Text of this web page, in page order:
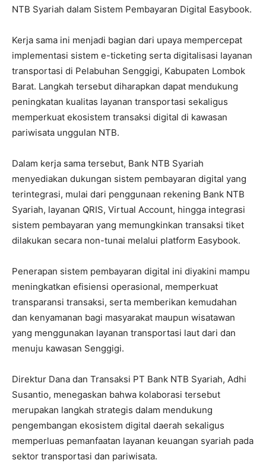
NTB Syariah dalam Sistem Pembayaran Digital Easybook.
Kerja sama ini menjadi bagian dari upaya mempercepat
implementasi sistem e-ticketing serta digitalisasi layanan
transportasi di Pelabuhan Senggigi, Kabupaten Lombok
Barat. Langkah tersebut diharapkan dapat mendukung
peningkatan kualitas layanan transportasi sekaligus
memperkuat ekosistem transaksi digital di kawasan
pariwisata unggulan NTB.
Dalam kerja sama tersebut, Bank NTB Syariah
menyediakan dukungan sistem pembayaran digital yang
terintegrasi, mulai dari penggunaan rekening Bank NTB
Syariah, layanan QRIS, Virtual Account, hingga integrasi
sistem pembayaran yang memungkinkan transaksi tiket
dilakukan secara non-tunai melalui platform Easybook.
Penerapan sistem pembayaran digital ini diyakini mampu
meningkatkan efisiensi operasional, memperkuat
transparansi transaksi, serta memberikan kemudahan
dan kenyamanan bagi masyarakat maupun wisatawan
yang menggunakan layanan transportasi laut dari dan
menuju kawasan Senggigi.
Direktur Dana dan Transaksi PT Bank NTB Syariah, Adhi
Susantio, menegaskan bahwa kolaborasi tersebut
merupakan langkah strategis dalam mendukung
pengembangan ekosistem digital daerah sekaligus
memperluas pemanfaatan layanan keuangan syariah pada
sektor transportasi dan pariwisata.